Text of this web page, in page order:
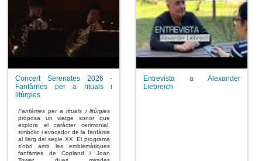
de Brno i els seus espais
simbòlics. Un concert que
combina solemnitat, energia i
emoció en un recorregut entre el
ritual i la celebració.
Sinfonietta,Leos Janaček (1854-
1928)
Concert Serenates 2026 -
Fanfàrries per a rituals i
litúrgies
Fanfàrries per a rituals i litúrgies
proposa un viatge sonor que
explora el caràcter cerimonial,
simbòlic i evocador de la fanfàrria
al llarg del segle XX. El programa
s’obri amb les emblemàtiques
fanfàrries de Copland i Joan
Entrevista a Alexander
Liebreich